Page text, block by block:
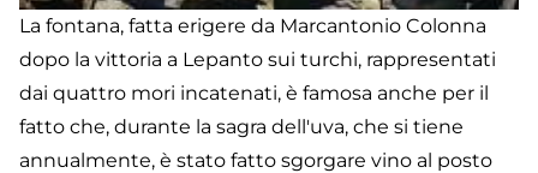
La fontana, fatta erigere da Marcantonio Colonna
dopo la vittoria a Lepanto sui turchi, rappresentati
dai quattro mori incatenati, è famosa anche per il
fatto che, durante la sagra dell'uva, che si tiene
annualmente, è stato fatto sgorgare vino al posto